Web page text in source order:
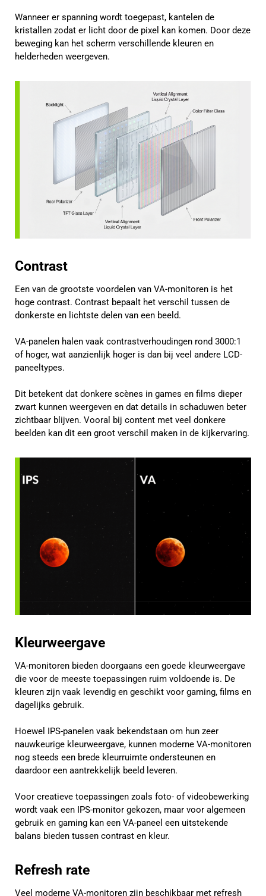
Wanneer er spanning wordt toegepast, kantelen de
kristallen zodat er licht door de pixel kan komen. Door deze
beweging kan het scherm verschillende kleuren en
helderheden weergeven.
Contrast
Een van de grootste voordelen van VA-monitoren is het
hoge contrast. Contrast bepaalt het verschil tussen de
donkerste en lichtste delen van een beeld.
VA-panelen halen vaak contrastverhoudingen rond 3000:1
of hoger, wat aanzienlijk hoger is dan bij veel andere LCD-
paneeltypes.
Dit betekent dat donkere scènes in games en films dieper
zwart kunnen weergeven en dat details in schaduwen beter
zichtbaar blijven. Vooral bij content met veel donkere
beelden kan dit een groot verschil maken in de kijkervaring.
Kleurweergave
VA-monitoren bieden doorgaans een goede kleurweergave
die voor de meeste toepassingen ruim voldoende is. De
kleuren zijn vaak levendig en geschikt voor gaming, films en
dagelijks gebruik.
Hoewel IPS-panelen vaak bekendstaan om hun zeer
nauwkeurige kleurweergave, kunnen moderne VA-monitoren
nog steeds een brede kleurruimte ondersteunen en
daardoor een aantrekkelijk beeld leveren.
Voor creatieve toepassingen zoals foto- of videobewerking
wordt vaak een IPS-monitor gekozen, maar voor algemeen
gebruik en gaming kan een VA-paneel een uitstekende
balans bieden tussen contrast en kleur.
Refresh rate
Veel moderne VA-monitoren zijn beschikbaar met refresh